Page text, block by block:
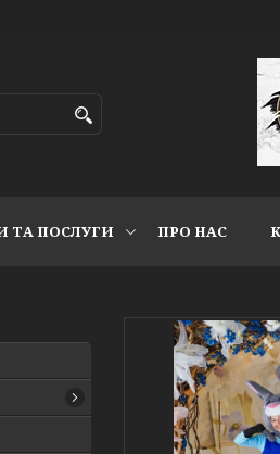
ТА ПОСЛУГИ ПРО НАС